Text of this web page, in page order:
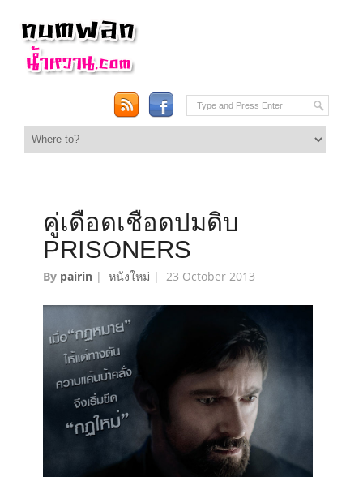
คู่เดือดเชือดปมดิบ
PRISONERS
By pairin |หนังใหม่ |23 October 2013